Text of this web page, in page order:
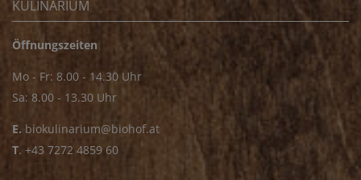
KULINARIUM
Öffnungszeiten
Mo - Fr: 8.00 - 14.30 Uhr
Sa: 8.00 - 13.30 Uhr
E. biokulinarium@biohof.at
T. +43 7272 4859 60